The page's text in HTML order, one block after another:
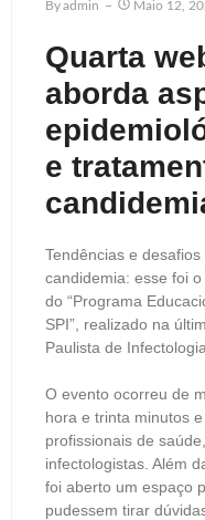
ByAdmin Maio 12,
Quarta
aborda
e
Tendências e
candidemia: esse foi
do “Programa
SPI”, realizado na
Paulista de Infectologia.
O evento ocorreu de
hora e trinta minutos
profissionais de
infectologistas. Além
foi aberto um espaço
pudessem tirar